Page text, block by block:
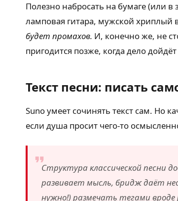
Полезно набросать на бумаге (или
ламповая гитара, мужской хриплый
будет промахов. И, конечно же, не
пригодится позже, когда дело
Текст песни: писать
Suno умеет сочинять текст сам. Но
если душа просит чего-то
Структура классической песни
развивает мысль, бридж даёт
нужно!) размечать тегами вроде